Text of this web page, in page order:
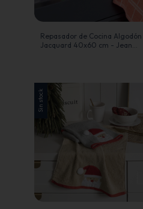
Repasador de Cocina Algodón
Jacquard 40x60 cm - Jean
Sin stock